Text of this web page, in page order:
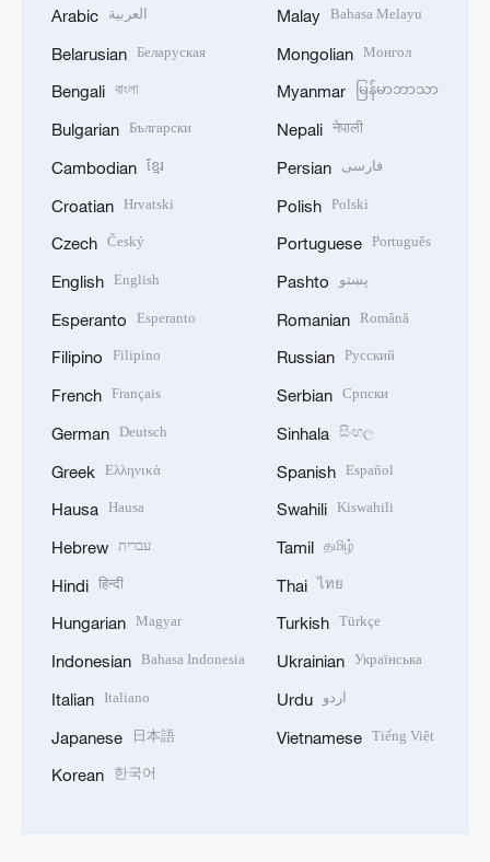
Arabic العربية
Belarusian Беларуская
Bengali বাংলা
Bulgarian Български
Cambodian ខ្មែរ
Croatian Hrvatski
Czech Český
English English
Esperanto Esperanto
Filipino Filipino
French Français
German Deutsch
Greek Ελληνικά
Hausa Hausa
Hebrew עברית
Hindi हिन्दी
Hungarian Magyar
Indonesian Bahasa Indonesia
Italian Italiano
Japanese 日本語
Korean 한국어
Malay Bahasa Melayu
Mongolian Монгол
Myanmar မြန်မာဘာသာ
Nepali नेपाली
Persian فارسی
Polish Polski
Portuguese Português
Pashto پښتو
Romanian Română
Russian Русский
Serbian Српски
Sinhala සිංහල
Spanish Español
Swahili Kiswahili
Tamil தமிழ்
Thai ไทย
Turkish Türkçe
Ukrainian Українська
Urdu اردو
Vietnamese Tiếng Việt